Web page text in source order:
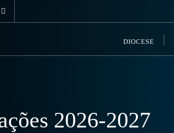
DIOCESE
2026-2027